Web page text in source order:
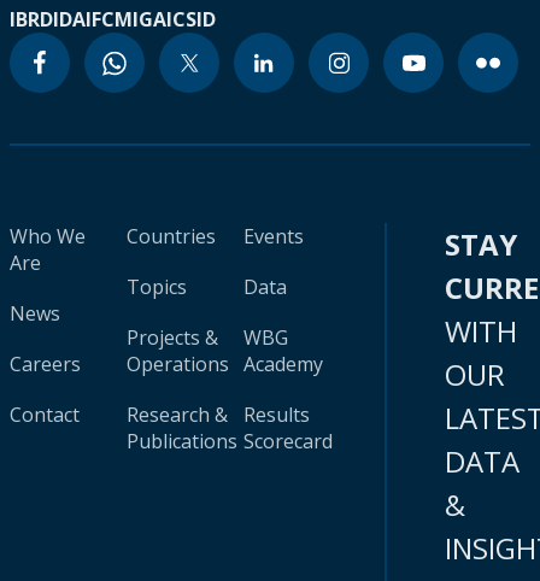
IBRDIDAIFCMIGAICSID
Who We
Are
News
Careers
Contact
Countries
Topics
Projects &
Operations
Research &
Publications
Events
Data
WBG
Academy
Results
Scorecard
STAY
WITH
OUR
DATA
&